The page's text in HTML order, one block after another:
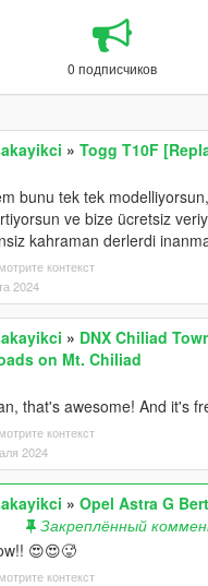
0 подписчиков
» Togg T10F
bunu tek tek
ve bize ücretsiz
kahraman derlerdi
контекст
2024
» DNX Chiliad
on Mt. Chiliad
that's awesome! And it's
контекст
2024
» Opel Astra G
Закреплённый
😍😍🥵
контекст